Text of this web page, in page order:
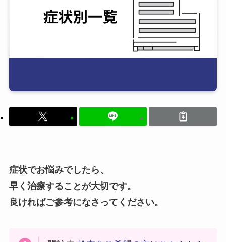
症状でお悩みでしたら、
早く治療することが大切です。
良ければご参考になさってください。